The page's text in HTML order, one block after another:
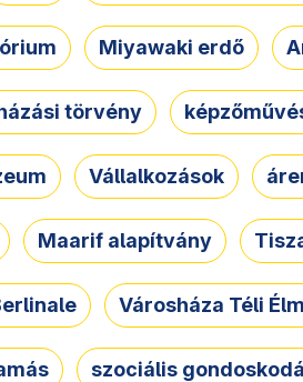
Miyawaki erdő
törvény
Vállalkozások
Maarif alapítvány
Városháza Téli
szociális